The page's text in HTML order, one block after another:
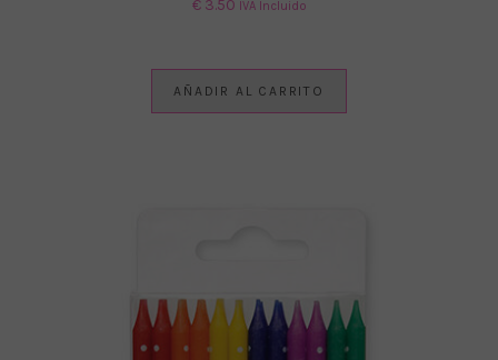
€3.50 IVA Incluido
AÑADIR AL CARRITO